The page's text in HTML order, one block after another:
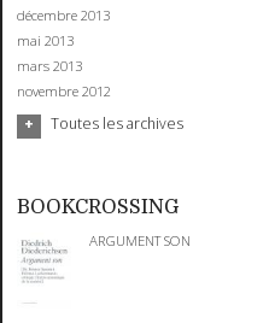
décembre 2013
mai 2013
mars 2013
novembre 2012
Toutes les archives
BOOKCROSSING
ARGUMENT SON